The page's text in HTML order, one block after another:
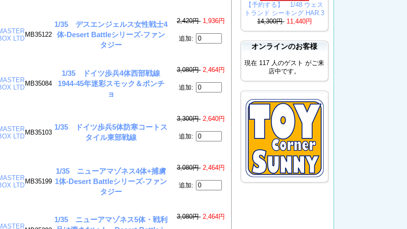
LTD
MB35122
1/35 デスエンジェルス女性戦士4
体-Desert Battleシリーズ-ファン
タジー
2,420円 1,936円
追加:
LTD
MB35084
1/35 ドイツ歩兵4体西部戦線
1944-45年迷彩スモック＆ポンチ
ョ
3,080円 2,464円
追加:
LTD
MB35103
1/35 ドイツ歩兵5体防寒コートス
タイル東部戦線
3,300円 2,640円
追加:
LTD
MB35199
1/35 ニューアマゾネス4体+捕虜
1体-Desert Battleシリーズ-ファン
タジー
3,080円 2,464円
追加:
1/35 ニューアマゾネス5体・戦利
3,080円 2,464円
【予約する】 1/48 ウェス
トランド シーキング HAR.3
14,300円 11,440円
オンラインのお客様
現在 117 人のゲスト がご来
店中です。